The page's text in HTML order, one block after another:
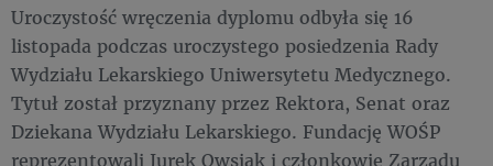
Uroczystość wręczenia dyplomu odbyła się 16
listopada podczas uroczystego posiedzenia Rady
Wydziału Lekarskiego Uniwersytetu Medycznego.
Tytuł został przyznany przez Rektora, Senat oraz
Dziekana Wydziału Lekarskiego. Fundację WOŚP
reprezentowali Jurek Owsiak i członkowie Zarządu